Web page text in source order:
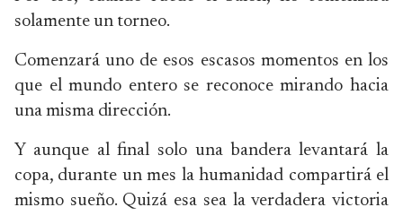
solamente un torneo.
Comenzará uno de esos escasos momentos en los
que el mundo entero se reconoce mirando hacia
una misma dirección.
Y aunque al final solo una bandera levantará la
copa, durante un mes la humanidad compartirá el
mismo sueño. Quizá esa sea la verdadera victoria